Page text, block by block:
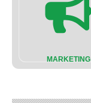
MARKETING